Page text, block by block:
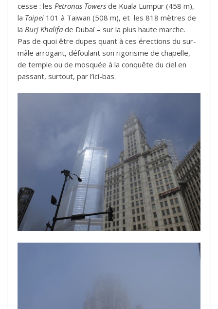
cesse : les Petronas Towers de Kuala Lumpur (458 m),
la Taipei 101 à Taiwan (508 m), et les 818 mètres de
la Burj Khalifa de Dubaï – sur la plus haute marche.
Pas de quoi être dupes quant à ces érections du sur-
mâle arrogant, défoulant son rigorisme de chapelle,
de temple ou de mosquée à la conquête du ciel en
passant, surtout, par l’ici-bas.